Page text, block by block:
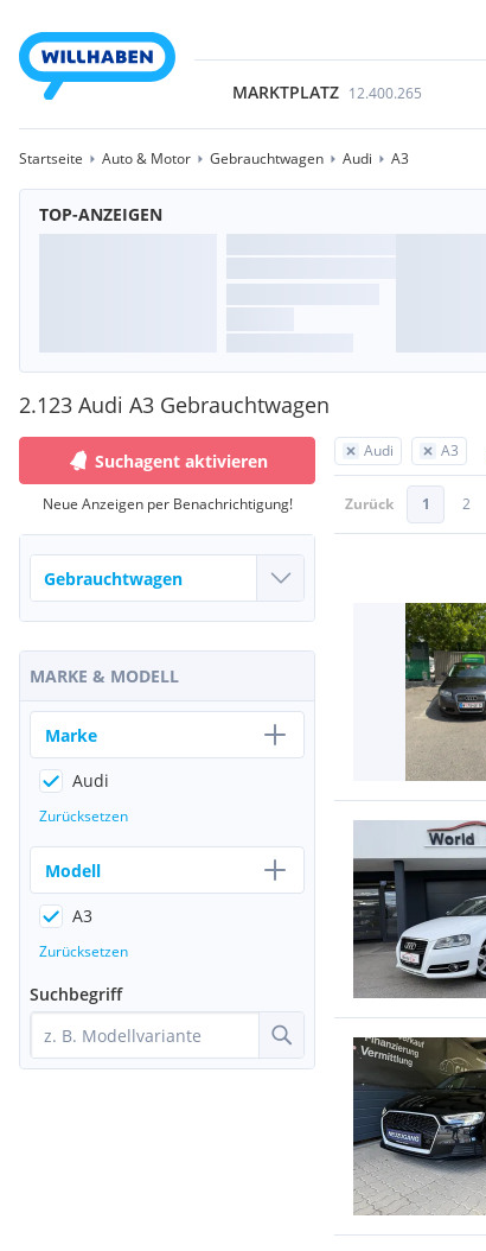
MARKTPLATZ 12.400.265
Startseite Auto & Motor Gebrauchtwagen Audi A3
TOP-ANZEIGEN
2.123 Audi A3 Gebrauchtwagen
Audi A3
Zurück 1 2
Suchagent aktivieren
Neue Anzeigen per Benachrichtigung!
MARKE & MODELL
Marke
Audi
Zurücksetzen
Modell
A3
Zurücksetzen
Suchbegriff